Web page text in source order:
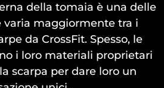
della tomaia è una delle
varia maggiormente tra i
da CrossFit. Spesso, le
i loro materiali proprietari
scarpa per dare loro un